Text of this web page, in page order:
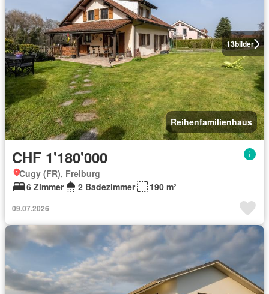
13bilder
Reihenfamilienhaus
CHF 1'180'000
Cugy (FR), Freiburg
6 Zimmer
2 Badezimmer 190 m²
09.07.2026